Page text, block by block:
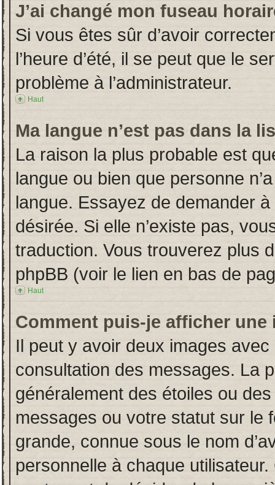
J’ai changé mon fuseau
Si vous êtes sûr d’avoir
l’heure d’été, il se peut que le
problème à l’administrateur.
Haut
Ma langue n’est pas dans la
La raison la plus probable est
langue ou bien que personne
langue. Essayez de demander à
désirée. Si elle n’existe pas,
traduction. Vous trouverez plus
phpBB (voir le lien en bas de
Haut
Comment puis-je afficher une
Il peut y avoir deux images
consultation des messages. La
généralement des étoiles ou
messages ou votre statut sur le
grande, connue sous le nom
personnelle à chaque utilisateur.